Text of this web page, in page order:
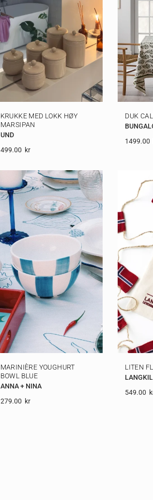
KRUKKE MED LOKK HØY
MARSIPAN
UND
499.00 Kr
DUK
1499.00
MARINIÈRE YOUGHURT
BOWL BLUE
ANNA + NINA
279.00 Kr
LITEN
549.00